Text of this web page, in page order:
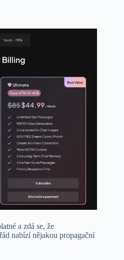
a zdá se, že
nabízí nějakou propagační